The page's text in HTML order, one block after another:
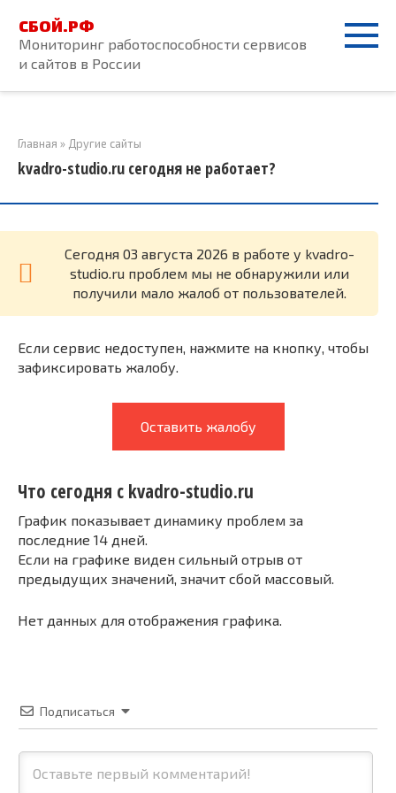
контенту
СБОЙ.РФ
Мониторинг работоспособности сервисов
и сайтов в России
Главная » Другие сайты
kvadro-studio.ru сегодня не работает?
Cегодня 03 августа 2026 в работе у kvadro-
studio.ru проблем мы не обнаружили или
получили мало жалоб от пользователей.
Если сервис недоступен, нажмите на кнопку, чтобы
зафиксировать жалобу.
Оставить жалобу
Что сегодня с kvadro-studio.ru
График показывает динамику проблем за
последние 14 дней.
Если на графике виден сильный отрыв от
предыдущих значений, значит сбой массовый.
Нет данных для отображения графика.
Подписаться